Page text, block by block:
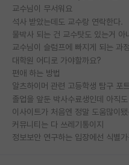
교수님이 무서워요
석사 받았는데도 교수랑 연락한다.
물박사 되는 건 교수탓도 있는거 아
교수님이 슬럼프에 빠지게 되는 과정
대학원 어디로 가야할까요?
편애 하는 방법
알츠하이머 관련 고등학생 탐구 포
졸업을 앞둔 박사수료생인데 아직
이사이트가 처음엔 정말 도움많이됐
커뮤니티는 다 쓰레기통이지